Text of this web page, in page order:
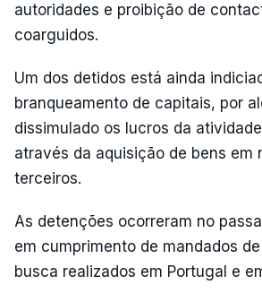
autoridades e proibição de
coarguidos.
Um dos detidos está ainda
branqueamento de capitais, por
dissimulado os lucros da
através da aquisição de bens em
terceiros.
As detenções ocorreram no
em cumprimento de mandados
busca realizados em Portugal e